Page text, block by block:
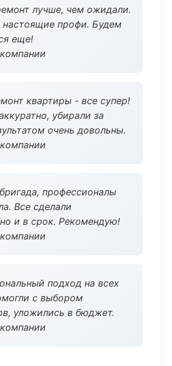
лучше, чем ожидали.
профи. Будем
еще!
квартиры - все супер!
убирали за
очень довольны.
профессионалы
Все сделали
и в срок. Рекомендую!
подход на всех
с выбором
уложились в бюджет.